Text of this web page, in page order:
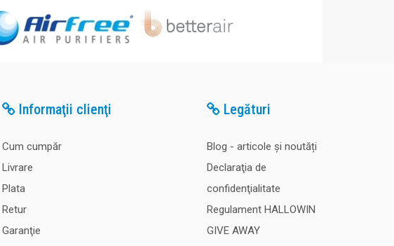
Informaţii clienţi
Cum cumpăr
Livrare
Plata
Retur
Garanţie
Legături
Blog - articole și noutăți
Declaraţia de
confidenţialitate
Regulament HALLOWIN
GIVE AWAY